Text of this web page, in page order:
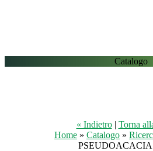
Catalogo
« Indietro| Torna
Home » Catalogo »